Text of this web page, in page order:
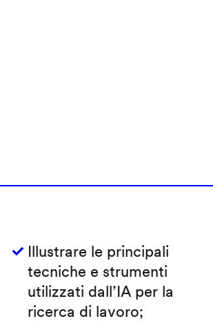
Illustrare le principali
tecniche e strumenti
utilizzati dall’IA per la
ricerca di lavoro;